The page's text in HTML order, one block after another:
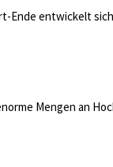
Ende entwickelt
Mengen an